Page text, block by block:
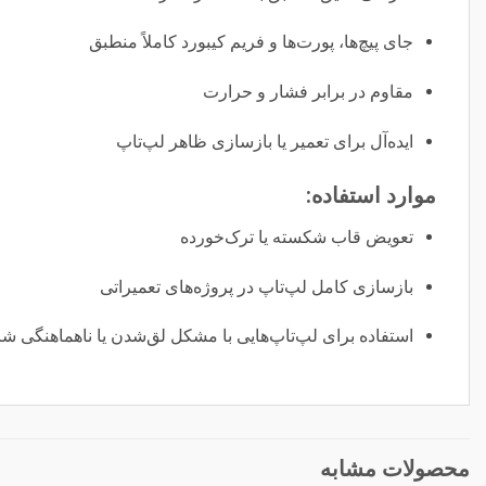
جای پیچ‌ها، پورت‌ها و فریم کیبورد کاملاً منطبق
مقاوم در برابر فشار و حرارت
ایده‌آل برای تعمیر یا بازسازی ظاهر لپ‌تاپ
موارد استفاده:
تعویض قاب شکسته یا ترک‌خورده
بازسازی کامل لپ‌تاپ در پروژه‌های تعمیراتی
استفاده برای لپ‌تاپ‌هایی با مشکل لق‌شدن یا ناهماهنگی
محصولات مشابه